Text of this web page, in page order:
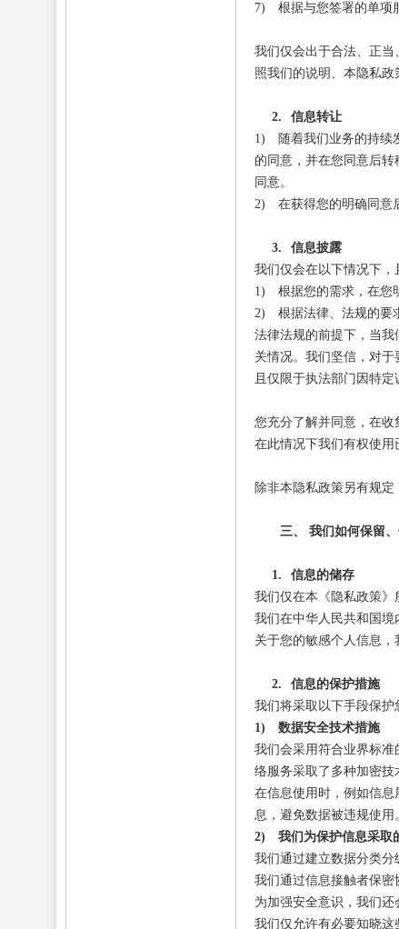
7)
根据与您签署的单项
我们仅会出于合法、正
照我们的说明、本隐私政
2.
信息转让
1)
随着我们业务的持续
的同意，并在您同意后
同意。
2)
在获得您的明确同意
3.
信息披露
我们仅会在以下情况下，
1)
根据您的需求，在您
2)
根据法律、法规的要
法律法规的前提下，当
关情况。我们坚信，对
且仅限于执法部门因特
您充分了解并同意，在收
在此情况下我们有权使用
除非本隐私政策另有规
三、 我们如何保留
1.
信息的储存
我们仅在本《隐私政策》
我们在中华人民共和国境
关于您的敏感个人信息，
2.
信息的保护措施
我们将采取以下手段保护
1)
数据安全技术措施
我们会采用符合业界标
络服务采取了多种加密技
在信息使用时，例如信
息，避免数据被违规使用
2)
我们为保护信息采取
我们通过建立数据分类分
我们通过信息接触者保密
为加强安全意识，我们还
我们仅允许有必要知晓